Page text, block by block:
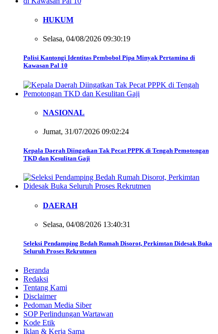
HUKUM
Selasa, 04/08/2026 09:30:19
Polisi Kantongi Identitas Pembobol Pipa Minyak Pertamina di
Kawasan Pal 10
NASIONAL
Jumat, 31/07/2026 09:02:24
Kepala Daerah Diingatkan Tak Pecat PPPK di Tengah Pemotongan
TKD dan Kesulitan Gaji
DAERAH
Selasa, 04/08/2026 13:40:31
Seleksi Pendamping Bedah Rumah Disorot, Perkimtan Didesak Buka
Seluruh Proses Rekrutmen
Beranda
Redaksi
Tentang Kami
Disclaimer
Pedoman Media Siber
SOP Perlindungan Wartawan
Kode Etik
Iklan & Kerja Sama